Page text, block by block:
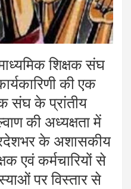
शिक्षक संघ
की एक
संघ के प्रांतीय
की अध्यक्षता में
के अशासकीय
एवं कर्मचारियों से
पर विस्तार से